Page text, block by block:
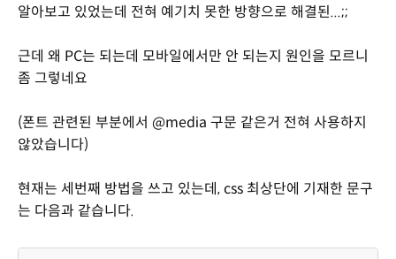
알아보고 있었는데 전혀 예기치 못한 방향으로 해결된...;;
근데 왜 PC는 되는데 모바일에서만 안 되는지 원인을 모르니
좀 그렇네요
(폰트 관련된 부분에서 @media 구문 같은거 전혀 사용하지
않았습니다)
현재는 세번째 방법을 쓰고 있는데, css 최상단에 기재한 문구
는 다음과 같습니다.